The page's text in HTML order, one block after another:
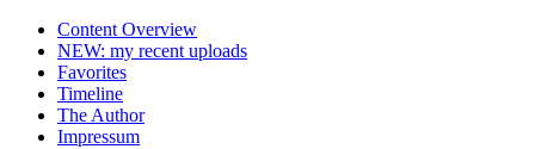
Content Overview
NEW: my recent uploads
Favorites
Timeline
The Author
Impressum